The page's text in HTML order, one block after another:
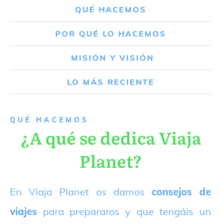
QUÉ HACEMOS
POR QUÉ LO HACEMOS
MISIÓN Y VISIÓN
LO MÁS RECIENTE
QUÉ HACEMOS
¿A qué se dedica Viaja
Planet?
En Viaja Planet os damos consejos de
viajes para prepararos y que tengáis un